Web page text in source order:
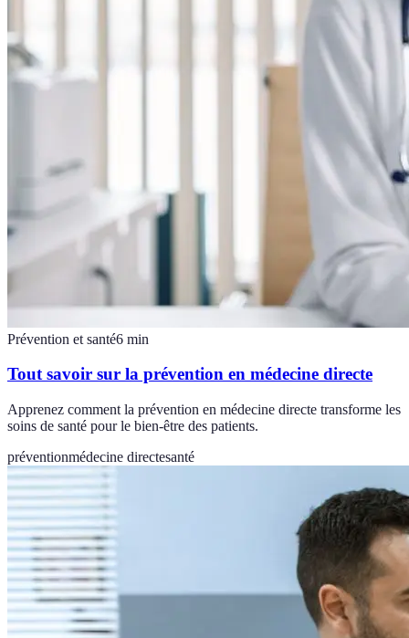
Prévention et santé6 min
Tout savoir sur la prévention en médecine directe
Apprenez comment la prévention en médecine directe transforme les
soins de santé pour le bien-être des patients.
préventionmédecine directesanté